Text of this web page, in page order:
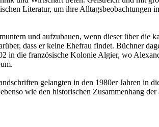
Literatur, um ihre Alltagsbeobachtungen
und aufzubauen, wenn dieser über die
dass er keine Ehefrau findet. Büchner
in die französische Kolonie Algier, wo
gelangten in den 1980er Jahren in
wie den historischen Zusammenhang der